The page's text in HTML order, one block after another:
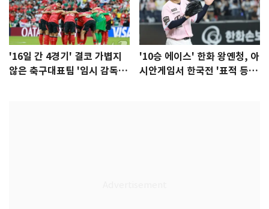
'16일 간 4경기' 결코 가볍지
않은 축구대표팀 '임시 감독'
'10승 에이스' 한화 왕옌청, 아
시안게임서 한국전 '표적 등